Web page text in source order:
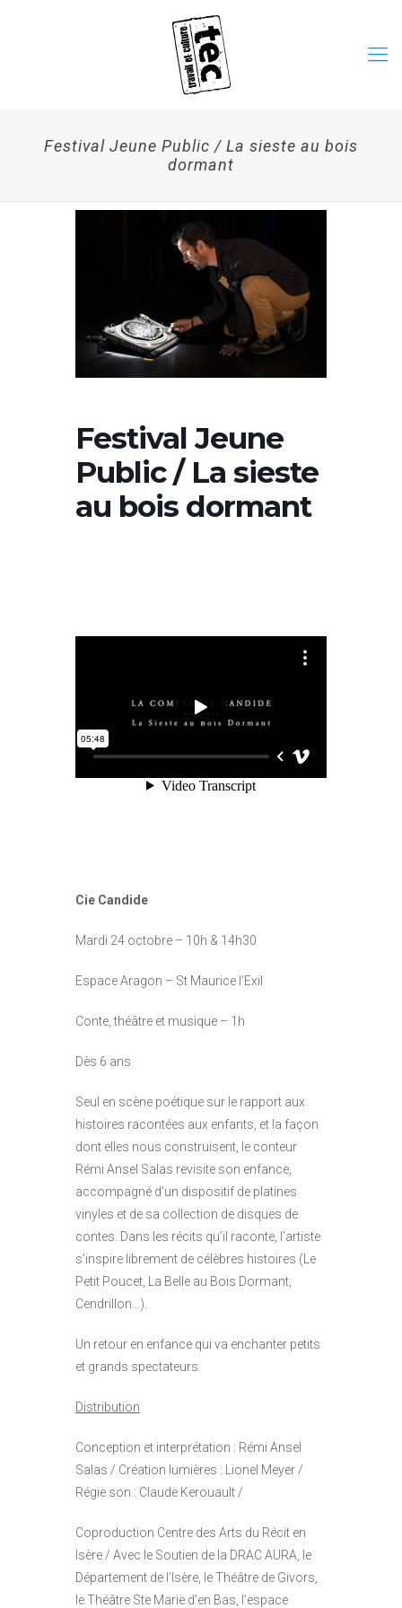
Festival Jeune Public / La sieste au bois
dormant
Festival Jeune
Public / La sieste
au bois dormant
Cie Candide
Mardi 24 octobre – 10h & 14h30
Espace Aragon – St Maurice l’Exil
Conte, théâtre et musique – 1h
Dès 6 ans
Seul en scène poétique sur le rapport aux
histoires racontées aux enfants, et la façon
dont elles nous construisent, le conteur
Rémi Ansel Salas revisite son enfance,
accompagné d’un dispositif de platines
vinyles et de sa collection de disques de
contes. Dans les récits qu’il raconte, l’artiste
s’inspire librement de célèbres histoires (Le
Petit Poucet, La Belle au Bois Dormant,
Cendrillon…).
Un retour en enfance qui va enchanter petits
et grands spectateurs.
Distribution
Conception et interprétation : Rémi Ansel
Salas / Création lumières : Lionel Meyer /
Régie son : Claude Kerouault /
Coproduction Centre des Arts du Récit en
Isère / Avec le Soutien de la DRAC AURA, le
Département de l’Isère, le Théâtre de Givors,
le Théâtre Ste Marie d’en Bas, l’espace